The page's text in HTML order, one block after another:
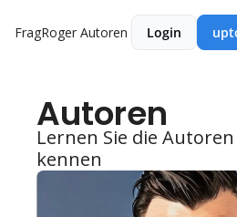
FragRoger Autoren Login
Autoren
Lernen Sie die
kennen